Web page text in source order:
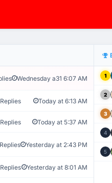
THỐNG GIÁM SÁT TỰ
Wednesday a31 6:07 AM
Replies Today at 6:13 AM
Replies Today at 5:37 AM
Replies Yesterday at 2:43 PM
Replies Yesterday at 8:01 AM
1
2
3
4
5